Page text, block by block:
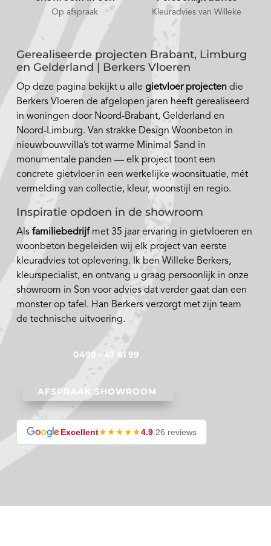
Op afspraak Kleuradvies van Willeke
Gerealiseerde projecten Brabant, Limburg
en Gelderland | Berkers Vloeren
Op deze pagina bekijkt u allegietvloer projecten die
Berkers Vloeren de afgelopen jaren heeft gerealiseerd
in woningen door Noord-Brabant, Gelderland en
Noord-Limburg. Van strakke Design Woonbeton in
nieuwbouwvilla’s tot warme Minimal Sand in
monumentale panden — elk project toont een
concrete gietvloer in een werkelijke woonsituatie, mét
vermelding van collectie, kleur, woonstijl en regio.
Inspiratie opdoen in de showroom
Alsfamiliebedrijfmet 35 jaar ervaring in gietvloeren en
woonbeton begeleiden wij elk project van eerste
kleuradvies tot oplevering. Ik ben Willeke Berkers,
kleurspecialist, en ontvang u graag persoonlijk in onze
showroom in Son voor advies dat verder gaat dan een
monster op tafel. Han Berkers verzorgt met zijn team
de technische uitvoering.
0499 - 47 61 99
AFSPRAAK SHOWROOM
Excellent★★★★★4.9|26 reviews